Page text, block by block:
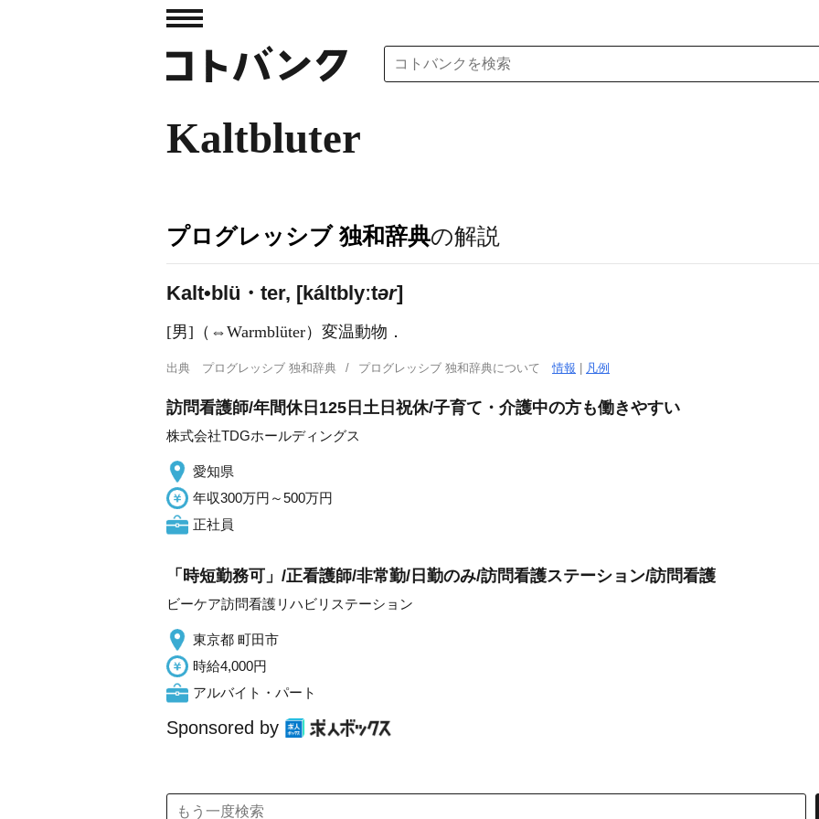
Kaltbluter
プログレッシブ 独和辞典の解説
Kalt•blü・ter, [káltblyːtər]
[男]（⇔Warmblüter）変温動物．
出典 プログレッシブ 独和辞典 プログレッシブ 独和辞典について情報 凡例
訪問看護師/年間休日125日土日祝休/子育て・介護中の方も働きやすい
株式会社TDGホールディングス
愛知県
年収300万円～500万円
正社員
「時短勤務可」/正看護師/非常勤/日勤のみ/訪問看護ステーション/訪問看護
ビーケア訪問看護リハビリステーション
東京都 町田市
時給4,000円
アルバイト・パート
Sponsored by